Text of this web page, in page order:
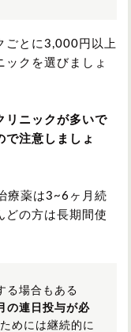
ごとに3,000円以上
クを選びましょ
リニックが多いで
で注意しましょ
療薬は3~6ヶ月続
どの方は長期間使
る場合もある
の連日投与が必
めには継続的に